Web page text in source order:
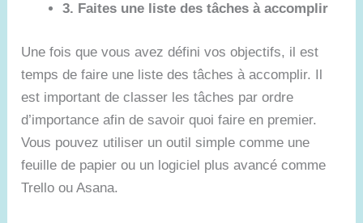
3. Faites une liste des tâches à accomplir
Une fois que vous avez défini vos objectifs, il est
temps de faire une liste des tâches à accomplir. Il
est important de classer les tâches par ordre
d’importance afin de savoir quoi faire en premier.
Vous pouvez utiliser un outil simple comme une
feuille de papier ou un logiciel plus avancé comme
Trello ou Asana.